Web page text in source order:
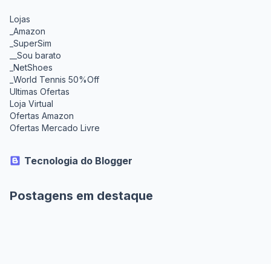
Lojas
_Amazon
_SuperSim
__Sou barato
_NetShoes
_World Tennis 50%Off
Ultimas Ofertas
Loja Virtual
Ofertas Amazon
Ofertas Mercado Livre
Tecnologia do Blogger
Postagens em destaque